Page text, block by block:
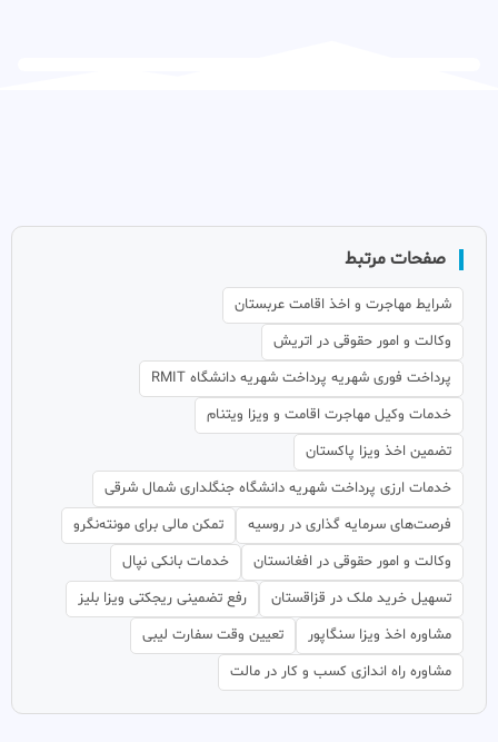
صفحات مرتبط
شرایط مهاجرت و اخذ اقامت عربستان
وکالت و امور حقوقی در اتریش
پرداخت فوری شهریه پرداخت شهریه دانشگاه RMIT
خدمات وکیل مهاجرت اقامت و ویزا ویتنام
تضمین اخذ ویزا پاکستان
خدمات ارزی پرداخت شهریه دانشگاه جنگلداری شمال شرقی
فرصت‌های سرمایه گذاری در روسیه
تمکن مالی برای مونته‌نگرو
وکالت و امور حقوقی در افغانستان
خدمات بانکی نپال
تسهیل خرید ملک در قزاقستان
رفع تضمینی ریجکتی ویزا بلیز
مشاوره اخذ ویزا سنگاپور
تعیین وقت سفارت لیبی
مشاوره راه اندازی کسب و کار در مالت